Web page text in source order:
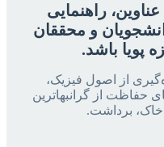
راهنمایی
و محققان
پویا باشد.
از اصول فیزیک،
حفاظت از گرانبهاترین
خاک، برداشت.